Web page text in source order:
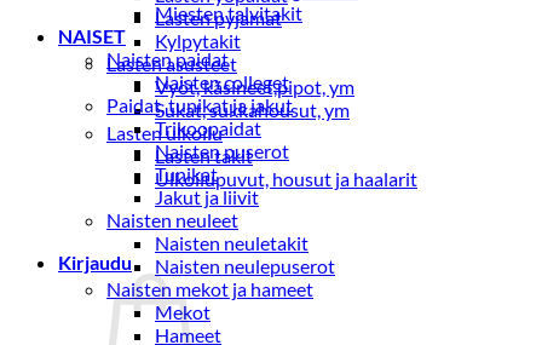
Lasten pyjamat
Kylpytakit
Lasten asusteet
Vyöt, käsineet,pipot, ym
Sukat, sukkahousut, ym
Lasten ulkoilu
Lasten takit
Ulkoilupuvut, housut ja haalarit
Kirjaudu
Miesten talvitakit
NAISET
Naisten paidat
Naisten colleget
Paidat, tunikat ja jakut
Trikoopaidat
Naisten puserot
Tunikat
Jakut ja liivit
Naisten neuleet
Naisten neuletakit
Naisten neulepuserot
Naisten mekot ja hameet
Mekot
Hameet